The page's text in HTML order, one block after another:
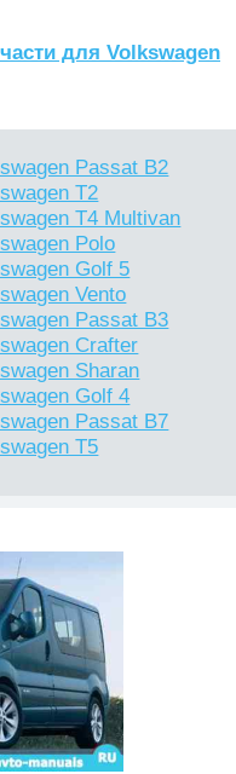
для Volkswagen
Passat B2
T2
T4 Multivan
Polo
Golf 5
Vento
Passat B3
Crafter
Sharan
Golf 4
Passat B7
T5